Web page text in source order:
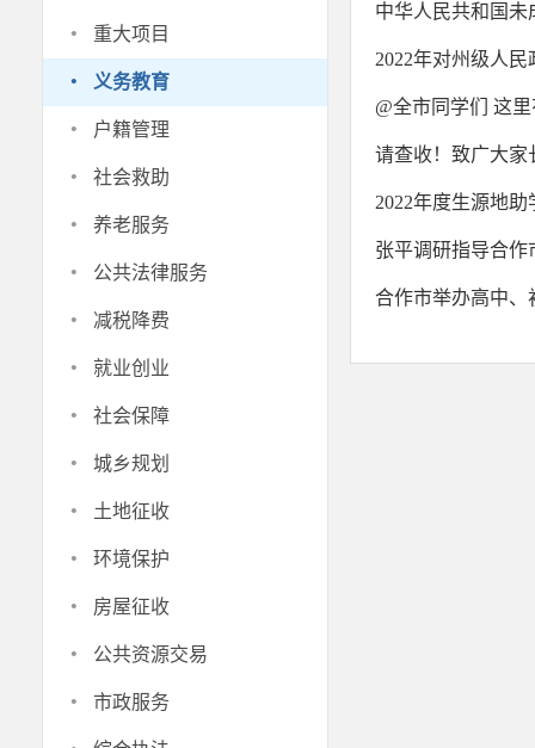
· 重大项目
· 义务教育
· 户籍管理
· 社会救助
· 养老服务
· 公共法律服务
· 减税降费
· 就业创业
· 社会保障
· 城乡规划
· 土地征收
· 环境保护
· 房屋征收
· 公共资源交易
· 市政服务
中华人民共和国未
2022年对州级人
@全市同学们 这
请查收！致广大家
2022年度生源地
张平调研指导合
合作市举办高中、